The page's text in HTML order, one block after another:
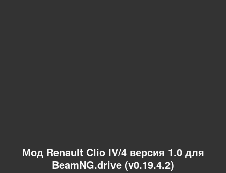
Мод Renault Clio IV/4 версия 1.0 для
BeamNG.drive (v0.19.4.2)